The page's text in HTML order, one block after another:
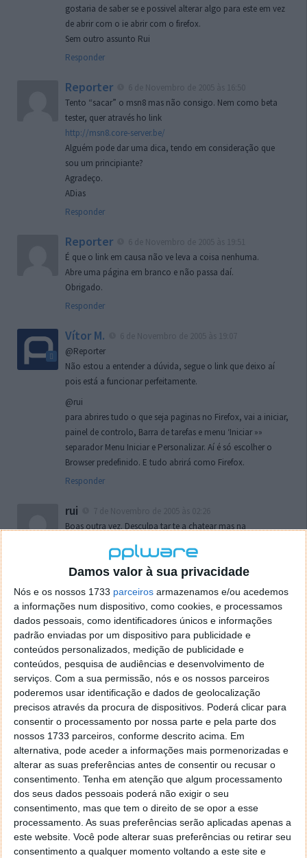
Damos valor à sua privacidade
Nós e os nossos 1733 parceiros armazenamos e/ou acedemos
a informações num dispositivo, como cookies, e processamos
dados pessoais, como identificadores únicos e informações
padrão enviadas por um dispositivo para publicidade e
conteúdos personalizados, medição de publicidade e
conteúdos, pesquisa de audiências e desenvolvimento de
serviços. Com a sua permissão, nós e os nossos parceiros
poderemos usar identificação e dados de geolocalização
precisos através da procura de dispositivos. Poderá clicar para
consentir o processamento por nossa parte e pela parte dos
nossos 1733 parceiros, conforme descrito acima. Em
alternativa, pode aceder a informações mais pormenorizadas e
alterar as suas preferências antes de consentir ou recusar o
consentimento. Tenha em atenção que algum processamento
dos seus dados pessoais poderá não exigir o seu
consentimento, mas que tem o direito de se opor a esse
processamento. As suas preferências serão aplicadas apenas a
este website. Você pode alterar suas preferências ou retirar seu
consentimento a qualquer momento voltando a este site e
gostaria de saber se e possivel alterar algo para este em vez
de abrir com o ie abrir com o firefox.
Sem outro assunto Rui
Responder
Reporter
Tento “sacar” o msn8 mas não consigo. Nem como beta
tester, quer através ho link
http://msn8.core-server.be/
Alguém pode dar uma dica, tendo em consideração que
sou um principiante?
Agradeço.
ADias
Responder
Reporter
É que o link em causa não ve leva a coisa nenhuma.
Abre uma página em branco e não passa daí.
Obrigado.
Responder
Vítor M.
@Reporter
Não estou a entender a dúvida, segue o link que deixo aí
pois está a funcionar perfeitamente.
@rui
para abrires tudo o que seja paginas no Firefox, vai a iniciar,
painel de controlo, Barra de tarefas e menu ‘Iniciar »»
separador Menu Iniciar e Personalizar. Aí é só escolher o
Browser predefinido. E tudo abrirá como Firefox.
Responder
rui
Boas outra vez. Desculpa tar te a chatear mas na
o firefox como browser predefenido
de control tudo e nada. Tou a comecar a desesperar, ate ja
tentei apagar o explorer na tentativa de forçar o uso do
firefox mas em vao. Kaso te lembres de outra dica fico
agradecido, caso contrario obrigado a mesma
Responder
Vítor M.
7 de Novembro de 2005 às 01:39
@Reporter
Desculpa mas o link funciona. Seja como for segue por mail
o MSn Messenger 8.
Responder
Vítor M.
7 de Novembro de 2005 às 11:21
@Rui
Tens de encontrar o que te falei. Faz da seguinte maneira,
janela iniciar e no topo dessa janela com o botão direito do
rato faz propriedades. Depois no separador Menu ‘Iniciar’
clica no botão ‘Personalizar’ aí encontrarás no separador
geral a opção para escolheres o Browser com que queres